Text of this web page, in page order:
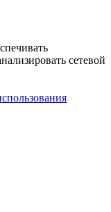
сетевой